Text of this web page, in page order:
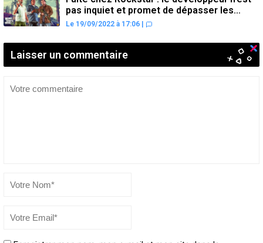
pas inquiet et promet de dépasser les
attentes
Le 19/09/2022 à 17:06
Laisser un commentaire